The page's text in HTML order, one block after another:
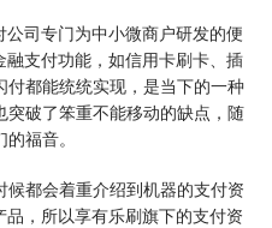
司专门为中小微商户研发的便
支付功能，如信用卡刷卡、插
都能统统实现，是当下的一种
破了笨重不能移动的缺点，随
福音。
都会着重介绍到机器的支付资
，所以享有乐刷旗下的支付资